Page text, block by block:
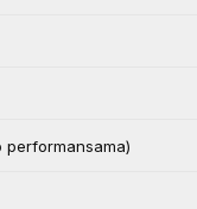
performansama)